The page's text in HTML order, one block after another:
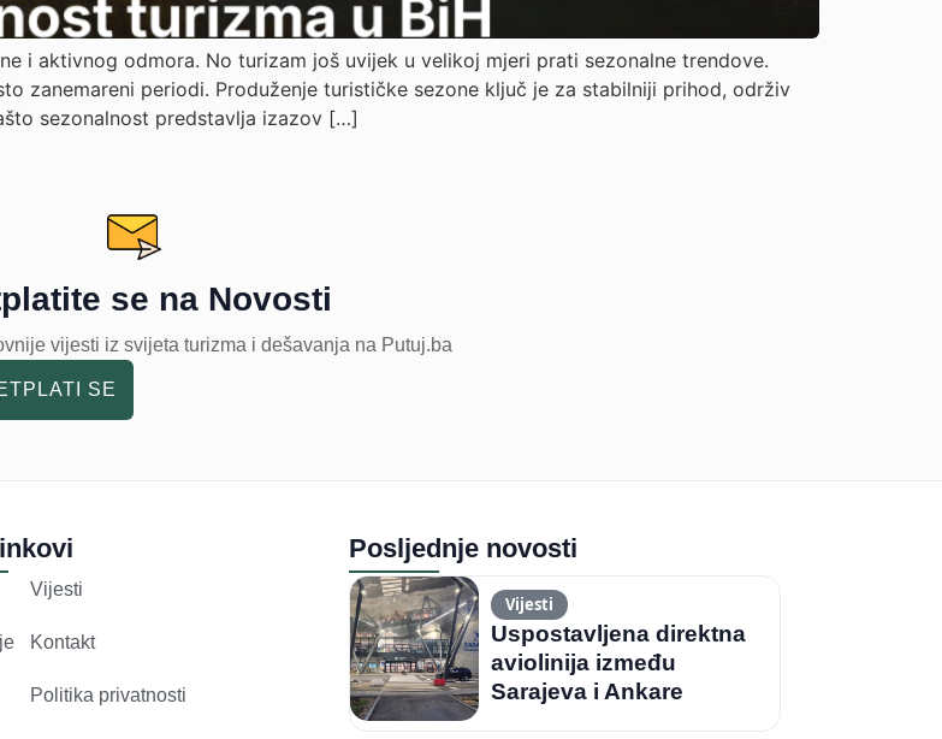
i aktivnog odmora. No turizam još uvijek u velikoj mjeri prati sezonalne trendove.
zanemareni periodi. Produženje turističke sezone ključ je za stabilniji prihod, održiv
sezonalnost predstavlja izazov […]
se na Novosti
vijesti iz svijeta turizma i dešavanja na Putuj.ba
SE
Vijesti
Kontakt
Politika privatnosti
Posljednje novosti
Vijesti
Uspostavljena direktna
aviolinija između
Sarajeva i Ankare